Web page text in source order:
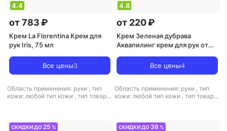
4.4
от 783 ₽
Крем La Florentina Крем для
рук Iris, 75 мл
Все цены3
Область применения: руки , тип
кожи: любой тип кожи , тип товара:
4.8
от 220 ₽
Крем Зеленая дубрава
Аквапилинг крем для рук от
Все цены4
Область применения: руки , тип
кожи: любой тип кожи , тип товара:
СКИДКИ ДО25 % СКИДКИ ДО 38 %